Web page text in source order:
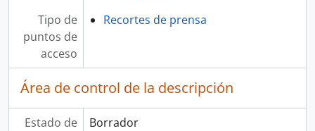
Tipo de
puntos de
acceso
Recortes de prensa
Área de control de la descripción
Estado de
Borrador